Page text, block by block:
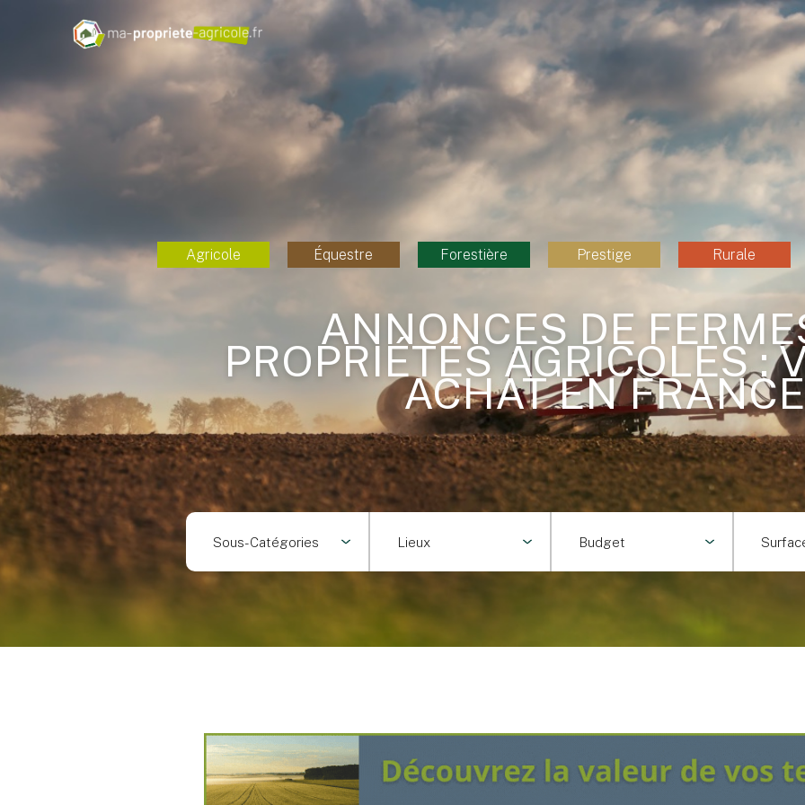
Agricole Équestre Forestière Prestige Rurale
ANNONCES DE
PROPRIÉTÉS AGRICOLES :
ACHAT EN FRANCE
Sous-Catégories Lieux Budget